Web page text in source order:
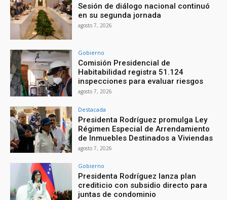
Sesión de diálogo nacional continuó
en su segunda jornada
agosto 7, 2026
Gobierno
Comisión Presidencial de
Habitabilidad registra 51.124
inspecciones para evaluar riesgos
agosto 7, 2026
Destacada
Presidenta Rodríguez promulga Ley
Régimen Especial de Arrendamiento
de Inmuebles Destinados a Viviendas
agosto 7, 2026
Gobierno
Presidenta Rodríguez lanza plan
crediticio con subsidio directo para
juntas de condominio